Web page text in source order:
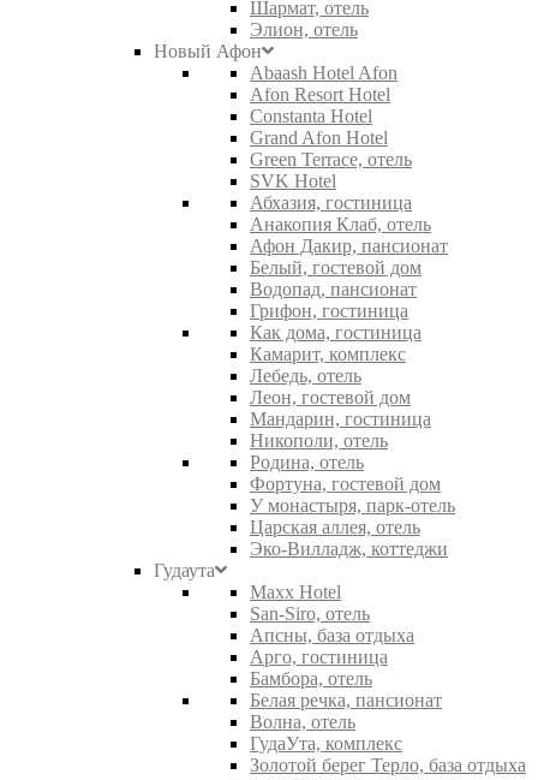
Шармат, отель
Элион, отель
Новый Афон
Abaash Hotel Afon
Afon Resort Hotel
Constanta Hotel
Grand Afon Hotel
Green Terrace, отель
SVK Hotel
Абхазия, гостиница
Анакопия Клаб, отель
Афон Дакир, пансионат
Белый, гостевой дом
Водопад, пансионат
Грифон, гостиница
Как дома, гостиница
Камарит, комплекс
Лебедь, отель
Леон, гостевой дом
Мандарин, гостиница
Никополи, отель
Родина, отель
Фортуна, гостевой дом
У монастыря, парк-отель
Царская аллея, отель
Эко-Вилладж, коттеджи
Гудаута
Maxx Hotel
San-Siro, отель
Апсны, база отдыха
Арго, гостиница
Бамбора, отель
Белая речка, пансионат
Волна, отель
ГудаУта, комплекс
Золотой берег Терло, база отдыха